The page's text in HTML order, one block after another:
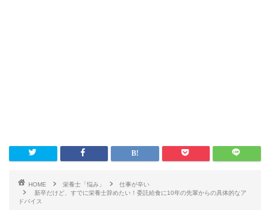
HOME 栄養士「悩み」
仕事が辛い
新卒だけど、すでに栄養士辞めたい！委託給食に10年の先輩からの具体的なア
ドバイス